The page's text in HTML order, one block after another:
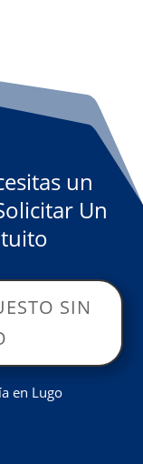
un
Un
SIN
en Lugo